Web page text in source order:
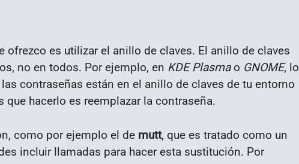
ofrezco es utilizar el anillo de claves. El anillo de claves
no en todos. Por ejemplo, en KDE Plasmao GNOME, lo
contraseñas están en el anillo de claves de tu entorno
hacerlo es reemplazar la contraseña.
como por ejemplo el de mutt, que es tratado como un
incluir llamadas para hacer esta sustitución. Por